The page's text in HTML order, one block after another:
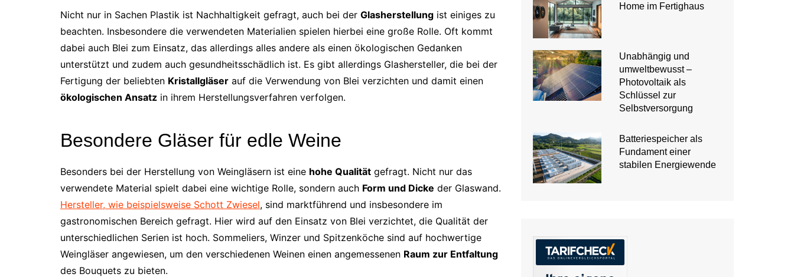
Nicht nur in Sachen Plastik ist Nachhaltigkeit gefragt, auch bei der Glasherstellung ist einiges zu
beachten. Insbesondere die verwendeten Materialien spielen hierbei eine große Rolle. Oft kommt
dabei auch Blei zum Einsatz, das allerdings alles andere als einen ökologischen Gedanken
unterstützt und zudem auch gesundheitsschädlich ist. Es gibt allerdings Glashersteller, die bei der
Fertigung der beliebten Kristallgläser auf die Verwendung von Blei verzichten und damit einen
ökologischen Ansatz in ihrem Herstellungsverfahren verfolgen.
Besondere Gläser für edle Weine
Besonders bei der Herstellung von Weingläsern ist eine hohe Qualität gefragt. Nicht nur das
verwendete Material spielt dabei eine wichtige Rolle, sondern auch Form und Dicke der Glaswand.
Hersteller, wie beispielsweise Schott Zwiesel, sind marktführend und insbesondere im
gastronomischen Bereich gefragt. Hier wird auf den Einsatz von Blei verzichtet, die Qualität der
unterschiedlichen Serien ist hoch. Sommeliers, Winzer und Spitzenköche sind auf hochwertige
Weingläser angewiesen, um den verschiedenen Weinen einen angemessenen Raum zur Entfaltung
des Bouquets zu bieten.
Home im Fertighaus
Unabhängig und
umweltbewusst –
Photovoltaik als
Schlüssel zur
Selbstversorgung
Batteriespeicher als
Fundament einer
stabilen Energiewende